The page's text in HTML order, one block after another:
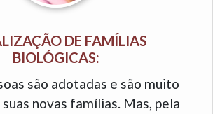
DE FAMÍLIAS
BIOLÓGICAS:
são adotadas e são muito
novas famílias. Mas, pela